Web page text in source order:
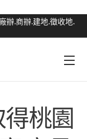
辦.商辦.建地.徵收地.
得桃園